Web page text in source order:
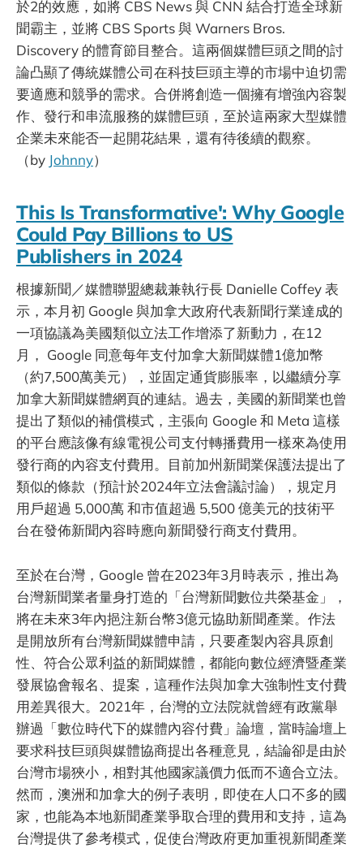
於2的效應，如將 CBS News 與 CNN 結合打造全球新
聞霸主，並將 CBS Sports 與 Warners Bros.
Discovery 的體育節目整合。這兩個媒體巨頭之間的討
論凸顯了傳統媒體公司在科技巨頭主導的市場中迫切需
要適應和競爭的需求。合併將創造一個擁有增強內容製
作、發行和串流服務的媒體巨頭，至於這兩家大型媒體
企業未來能否一起開花結果，還有待後續的觀察。
（by Johnny）
This Is Transformative': Why Google
Could Pay Billions to US
Publishers in 2024
根據新聞／媒體聯盟總裁兼執行長 Danielle Coffey 表
示，本月初 Google 與加拿大政府代表新聞行業達成的
一項協議為美國類似立法工作增添了新動力，在12
月， Google 同意每年支付加拿大新聞媒體1億加幣
（約7,500萬美元），並固定通貨膨脹率，以繼續分享
加拿大新聞媒體網頁的連結。過去，美國的新聞業也曾
提出了類似的補償模式，主張向 Google 和 Meta 這樣
的平台應該像有線電視公司支付轉播費用一樣來為使用
發行商的內容支付費用。目前加州新聞業保護法提出了
類似的條款（預計於2024年立法會議討論），規定月
用戶超過 5,000萬 和市值超過 5,500 億美元的技術平
台在發佈新聞內容時應向新聞發行商支付費用。
至於在台灣，Google 曾在2023年3月時表示，推出為
台灣新聞業者量身打造的「台灣新聞數位共榮基金」，
將在未來3年內挹注新台幣3億元協助新聞產業。作法
是開放所有台灣新聞媒體申請，只要產製內容具原創
性、符合公眾利益的新聞媒體，都能向數位經濟暨產業
發展協會報名、提案，這種作法與加拿大強制性支付費
用差異很大。2021年，台灣的立法院就曾經有政黨舉
辦過「數位時代下的媒體內容付費」論壇，當時論壇上
要求科技巨頭與媒體協商提出各種意見，結論卻是由於
台灣市場狹小，相對其他國家議價力低而不適合立法。
然而，澳洲和加拿大的例子表明，即使在人口不多的國
家，也能為本地新聞產業爭取合理的費用和支持，這為
台灣提供了參考模式，促使台灣政府更加重視新聞產業